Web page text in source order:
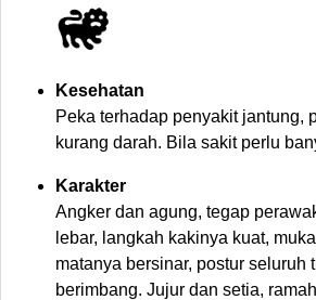
Kesehatan
Peka terhadap penyakit jantung,
kurang darah. Bila sakit perlu
Karakter
Angker dan agung, tegap
lebar, langkah kakinya kuat,
matanya bersinar, postur seluruh
berimbang. Jujur dan setia,